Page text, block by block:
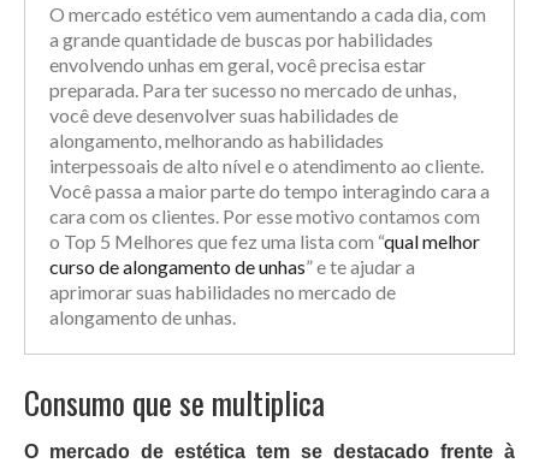
O mercado estético vem aumentando a cada dia, com
a grande quantidade de buscas por habilidades
envolvendo unhas em geral, você precisa estar
preparada. Para ter sucesso no mercado de unhas,
você deve desenvolver suas habilidades de
alongamento, melhorando as habilidades
interpessoais de alto nível e o atendimento ao cliente.
Você passa a maior parte do tempo interagindo cara a
cara com os clientes. Por esse motivo contamos com
o Top 5 Melhores que fez uma lista com “qual melhor
curso de alongamento de unhas” e te ajudar a
aprimorar suas habilidades no mercado de
alongamento de unhas.
Consumo que se multiplica
O mercado de estética tem se destacado frente à